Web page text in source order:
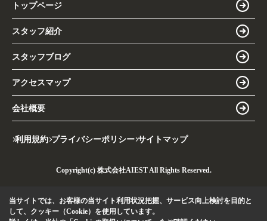
トップページ
スタッフ紹介
スタッフブログ
アクセスマップ
会社概要
利用規約 プライバシーポリシー サイトマップ
Copyright(c) 株式会社AIEST All Rights Reserved.
当サイトでは、お客様の当サイト利用状況把握、サービス向上検討を目的と
して、クッキー（Cookie）を使用しています。